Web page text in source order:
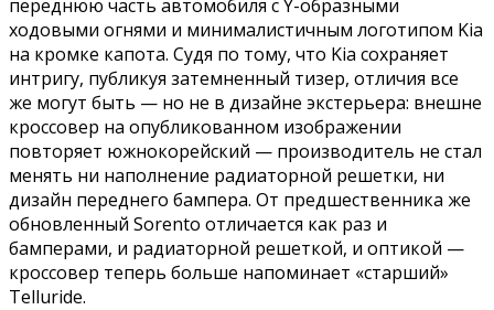
переднюю часть автомобиля с Y-образными
ходовыми огнями и минималистичным логотипом Kia
на кромке капота. Судя по тому, что Kia сохраняет
интригу, публикуя затемненный тизер, отличия все
же могут быть — но не в дизайне экстерьера: внешне
кроссовер на опубликованном изображении
повторяет южнокорейский — производитель не стал
менять ни наполнение радиаторной решетки, ни
дизайн переднего бампера. От предшественника же
обновленный Sorento отличается как раз и
бамперами, и радиаторной решеткой, и оптикой —
кроссовер теперь больше напоминает «старший»
Telluride.